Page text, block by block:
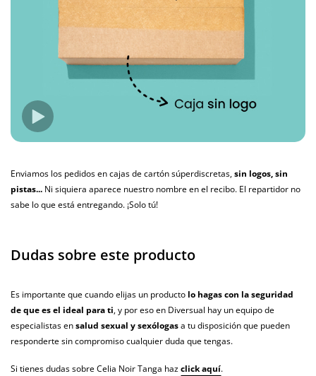
Enviamos los pedidos en cajas de cartón súperdiscretas,sin logos, sin
pistas... Ni siquiera aparece nuestro nombre en el recibo. El repartidor no
sabe lo que está entregando. ¡Solo tú!
Dudas sobre este producto
Es importante que cuando elijas un producto lo hagas con la seguridad
de que es el ideal para ti, y por eso en Diversual hay un equipo de
especialistas ensalud sexual y sexólogasa tu disposición que pueden
responderte sin compromiso cualquier duda que tengas.
Si tienes dudas sobre Celia Noir Tanga hazclick aquí.